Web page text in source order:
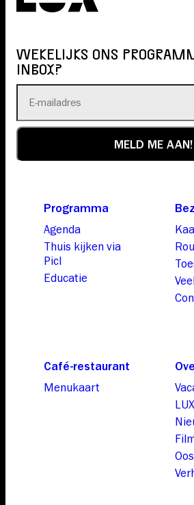
WEKELIJKS ONS
INBOX?
Programma
Agenda
Thuis kijken via
Picl
Educatie
Café-restaurant
Menukaart